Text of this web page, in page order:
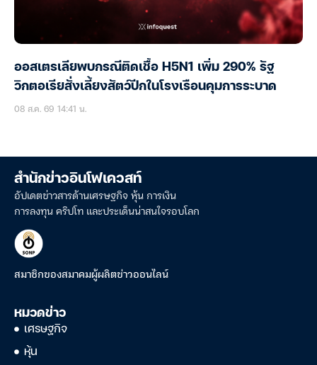
ออสเตรเลียพบกรณีติดเชื้อ H5N1 เพิ่ม 290% รัฐ
วิกตอเรียสั่งเลี้ยงสัตว์ปีกในโรงเรือนคุมการระบาด
08 ส.ค. 69 14:41 น.
สำนักข่าวอินโฟเควสท์
อัปเดตข่าวสารด้านเศรษฐกิจ หุ้น การเงิน
การลงทุน คริปโท และประเด็นน่าสนใจรอบโลก
สมาชิกของสมาคมผู้ผลิตข่าวออนไลน์
หมวดข่าว
เศรษฐกิจ
หุ้น